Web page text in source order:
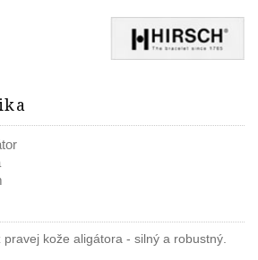
kože aligátora - silný a robustný.